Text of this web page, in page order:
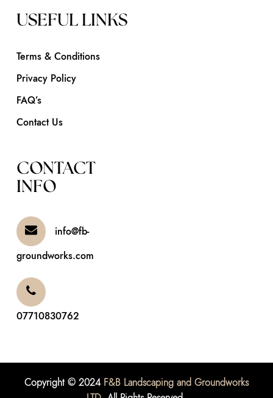
USEFUL LINKS
Terms & Conditions
Privacy Policy
FAQ’s
Contact Us
CONTACT
INFO
info@fb-
groundworks.com
07710830762
Copyright © 2024 F&B Landscaping and Groundworks